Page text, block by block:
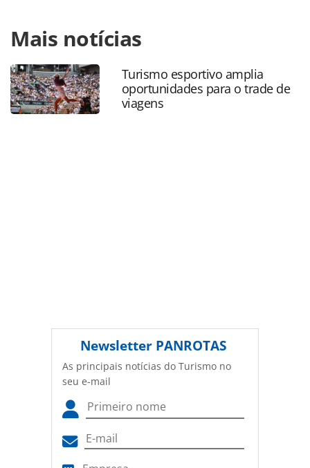
https://www.panrotas.com.br/mercado/cruzeiros/2021/
cruises-estende-politica-de-cancelamento-ate-fim-do-
ano_184087.html ou as ferramentas oferecidas na página.
Todo o conteúdo produzido pela PANROTAS Editora é
protegido pela legislação brasileira sobre direito autoral.
Não reproduza o conteúdo sem autorização da PANROTAS
Mais notícias
Turismo esportivo amplia
oportunidades para o trade de
viagens
Newsletter PANROTAS
As principais notícias do Turismo no
seu e-mail